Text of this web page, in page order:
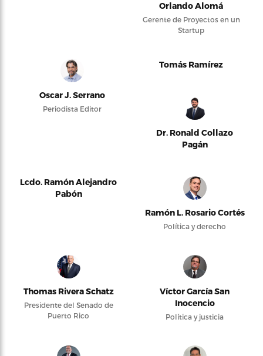
Orlando Alomá
Gerente de Proyectos en un
Startup
Oscar J. Serrano
Periodista Editor
Tomás Ramírez
Dr. Ronald Collazo
Pagán
Lcdo. Ramón Alejandro
Pabón
Ramón L. Rosario Cortés
Política y derecho
Thomas Rivera Schatz
Presidente del Senado de
Puerto Rico
Víctor García San
Inocencio
Política y justicia